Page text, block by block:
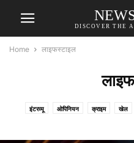
DISCOVER THE
Home लाइफस्टाइल
इंटरव्यू ओपिनियन क्राइम खेल
मार्केटिंग मौसम राशिफल